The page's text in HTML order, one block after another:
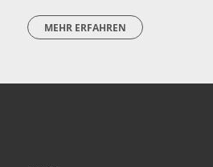
MEHR ERFAHREN